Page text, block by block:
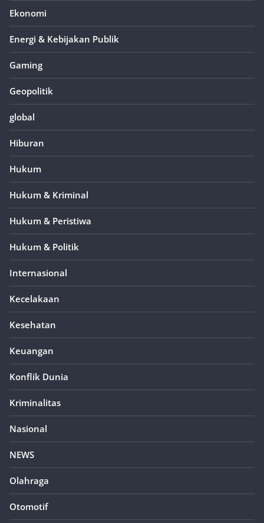
Ekonomi
Energi & Kebijakan Publik
Gaming
Geopolitik
global
Hiburan
Hukum
Hukum & Kriminal
Hukum & Peristiwa
Hukum & Politik
Internasional
Kecelakaan
Kesehatan
Keuangan
Konflik Dunia
Kriminalitas
Nasional
NEWS
Olahraga
Otomotif